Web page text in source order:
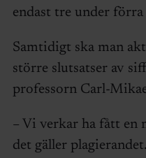
endast tre under förra
Samtidigt ska man
större slutsatser av
professorn Carl-
– Vi verkar ha fått en
det gäller